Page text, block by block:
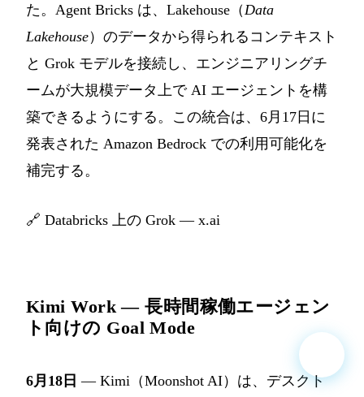
た。Agent Bricks は、Lakehouse（ Data
Lakehouse）のデータから得られるコンテキスト
と Grok モデルを接続し、エンジニアリングチ
ームが大規模データ上で AI エージェントを構
築できるようにする。この統合は、6月17日に
発表された Amazon Bedrock での利用可能化を
補完する。
🔗 Databricks 上の Grok — x.ai
Kimi Work — 長時間稼働エージェン
ト向けの Goal Mode
6月18日 — Kimi（Moonshot AI）は、デスクト